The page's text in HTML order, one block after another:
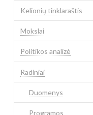
Kelionių tinklaraštis
Mokslai
Politikos analizė
Radiniai
Duomenys
Programos